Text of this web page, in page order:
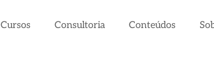
Cursos Consultoria Conteúdos